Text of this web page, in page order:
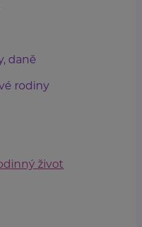
daně
rodiny
život